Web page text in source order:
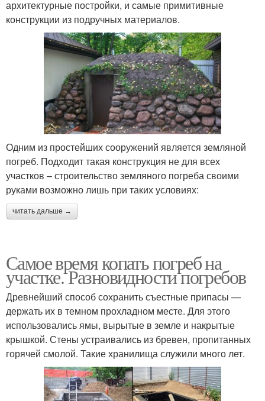
архитектурные постройки, и самые примитивные
конструкции из подручных материалов.
Одним из простейших сооружений является земляной
погреб. Подходит такая конструкция не для всех
участков – строительство земляного погреба своими
руками возможно лишь при таких условиях:
читать дальше →
Самое время копать погреб на
участке. Разновидности погребов
Древнейший способ сохранить съестные припасы —
держать их в темном прохладном месте. Для этого
использовались ямы, вырытые в земле и накрытые
крышкой. Стены устраивались из бревен, пропитанных
горячей смолой. Такие хранилища служили много лет.